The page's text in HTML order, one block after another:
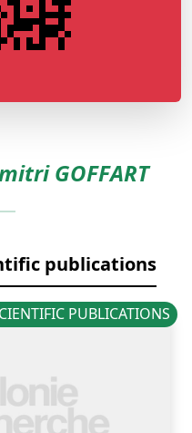
GOFFART
publications
PUBLICATIONS